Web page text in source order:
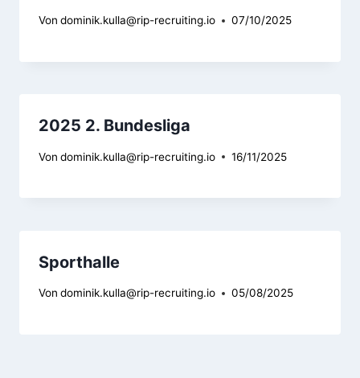
Von dominik.kulla@rip-recruiting.io 07/10/2025
2025 2. Bundesliga
Von dominik.kulla@rip-recruiting.io 16/11/2025
Sporthalle
Von dominik.kulla@rip-recruiting.io 05/08/2025